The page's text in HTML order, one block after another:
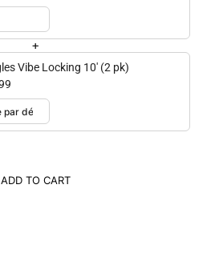
+
Vibe Locking 10' (2 pk)
ADD TO CART